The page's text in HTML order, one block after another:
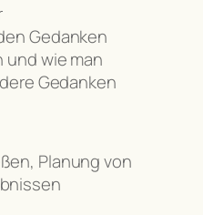
Gedanken
wie man
Gedanken
Planung von